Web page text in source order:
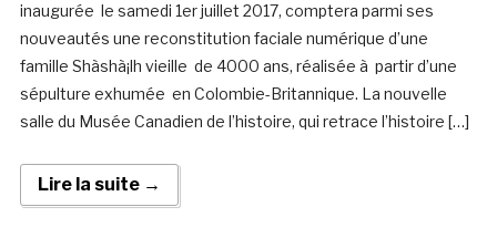
inaugurée le samedi 1er juillet 2017, comptera parmi ses
nouveautés une reconstitution faciale numérique d’une
famille Shà­shà¡lh vieille de 4000 ans, réalisée à partir d’une
sépulture exhumée en Colombie-Britannique. La nouvelle
salle du Musée Canadien de l’histoire, qui retrace l’histoire […]
Lire la suite →